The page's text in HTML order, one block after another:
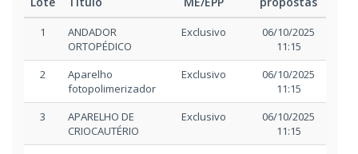
1
ANDADOR
ORTOPÉDICO
Exclusivo
06/10/2025
11:15
2
Aparelho
fotopolimerizador
Exclusivo
06/10/2025
11:15
3
APARELHO DE
CRIOCAUTÉRIO
Exclusivo
06/10/2025
11:15